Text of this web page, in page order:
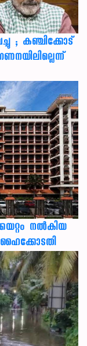
; കഞ്ചിക്കോട്
നൽകിയ
ഹൈക്കോടതി